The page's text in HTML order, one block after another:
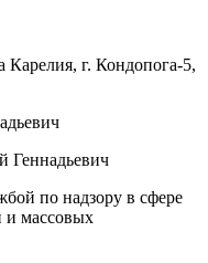
Карелия, г. Кондопога-5,
Геннадьевич
по надзору в сфере
и массовых